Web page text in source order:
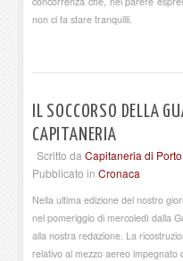
non ci fa stare tranquilli.
IL SOCCORSO DELLA
CAPITANERIA
Scritto da Capitaneria di
Pubblicato in Cronaca
Nella ultima edizione del nostro
nel pomeriggio di mercoledì dalla
alla nostra redazione. La
relativo al mezzo aereo impegnato